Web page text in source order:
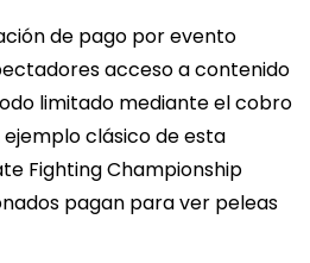
de pago por evento
acceso a contenido
limitado mediante el cobro
clásico de esta
Fighting Championship
pagan para ver peleas